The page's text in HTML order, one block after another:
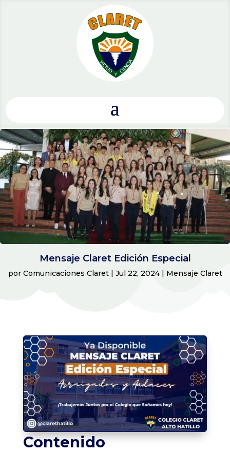
Mensaje Claret Edición Especial
por Comunicaciones Claret| Jul 22, 2024| Mensaje Claret
Contenido